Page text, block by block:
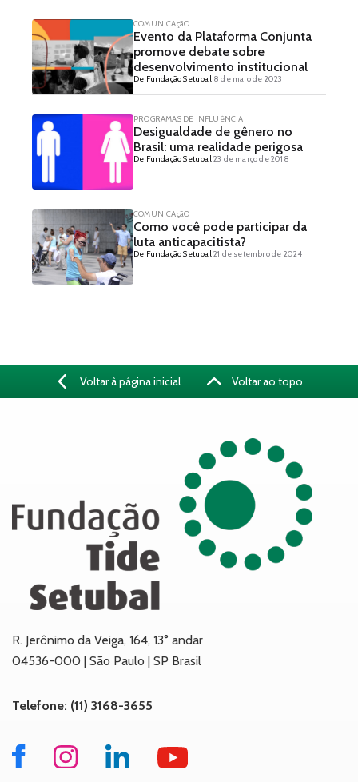
COMUNICAçãO
Evento da Plataforma Conjunta
promove debate sobre
desenvolvimento institucional
De Fundação Setubal8 de maio de 2023
PROGRAMAS DE INFLUêNCIA
Desigualdade de gênero no
Brasil: uma realidade perigosa
De Fundação Setubal23 de março de 2018
COMUNICAçãO
Como você pode participar da
luta anticapacitista?
De Fundação Setubal21 de setembro de 2024
Voltar à página inicial Voltar ao topo
R. Jerônimo da Veiga, 164, 13° andar
04536-000 | São Paulo | SP Brasil
Telefone: (11) 3168-3655